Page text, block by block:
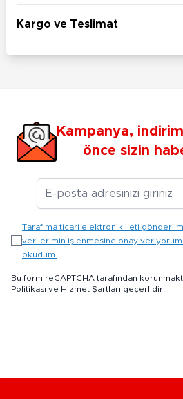
Kargo ve Teslimat
Kampanya,
önce sizin
E-
Tarafıma ticari elektronik ileti
verilerimin işlenmesine onay
okudum.
Bu form reCAPTCHA tarafından
Politikası ve Hizmet Şartları geçerlidir.